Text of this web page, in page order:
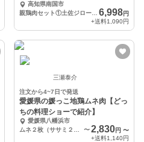
国九州お届け限定）
高知県南国市
親鶏肉セット①土佐ジロー親鶏雌 半羽２００ｇから２５０ｇを４個②親赤鶏ミンチ３００ｇを３個
6,998円
+送料1,090円
三瀬泰介
注文から4~7日で発送
愛媛県の媛っこ地鶏ムネ肉【どっ
ちの料理ショーで紹介】
愛媛県八幡浜市
〜2,830円 〜
+送料1,140円